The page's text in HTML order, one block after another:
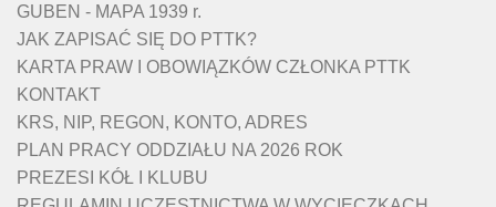
GUBEN - MAPA 1939 r.
JAK ZAPISAĆ SIĘ DO PTTK?
KARTA PRAW I OBOWIĄZKÓW CZŁONKA PTTK
KONTAKT
KRS, NIP, REGON, KONTO, ADRES
PLAN PRACY ODDZIAŁU NA 2026 ROK
PREZESI KÓŁ I KLUBU